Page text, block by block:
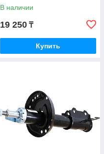
В наличии
19 250 ₸
Купить